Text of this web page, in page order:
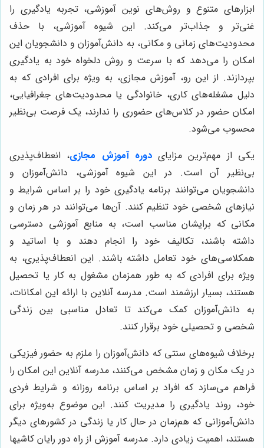
ابزارهای متنوع و روش‌های نوین آموزشی، تجربه یادگیری را
غنی‌تر و جذاب‌تر می‌کند. این شیوه آموزشی، با حذف
محدودیت‌های زمانی و مکانی، به دانش‌آموزان و دانشجویان این
امکان را می‌دهد که با سرعت و روش دلخواه خود به یادگیری
بپردازند. از این رو، آموزش مجازی، به ویژه برای افرادی که به
دلیل مشغله‌های کاری، خانوادگی یا محدودیت‌های جغرافیایی،
امکان حضور در کلاس‌های حضوری را ندارند، یک فرصت بی‌نظیر
محسوب می‌شود.
یکی از مهم‌ترین مزایایدوره آموزش مجازی، انعطاف‌پذیری
بی‌نظیر آن است. در این شیوه آموزشی، دانش‌آموزان و
دانشجویان می‌توانند برنامه یادگیری خود را بر اساس شرایط و
نیازهای شخصی خود تنظیم کنند. آن‌ها می‌توانند در هر زمان و
مکانی که برایشان مناسب است، به منابع آموزشی دسترسی
داشته باشند، تکالیف خود را انجام دهند و با اساتید و
همکلاسی‌های خود تعامل داشته باشند. این انعطاف‌پذیری، به
ویژه برای افرادی که به طور همزمان مشغول به کار یا تحصیل
هستند، بسیار ارزشمند است. مدرسه آنلاین با ارائه این امکانات،
به دانش‌آموزان کمک می‌کند تا تعادل مناسبی بین زندگی
شخصی و تحصیلی خود برقرار کنند.
برخلاف شیوه‌های سنتی که دانش‌آموزان را ملزم به حضور فیزیکی
در یک مکان و زمان مشخص می‌کنند، مدرسه آنلاین این امکان را
فراهم می‌سازد که افراد بر اساس برنامه روزانه و شرایط فردی
خود، روند یادگیری را مدیریت کنند. این موضوع به‌ویژه برای
دانش‌آموزانی که هم‌زمان در حال کار یا زندگی در کشورهای دیگر
هستند، اهمیت زیادی دارد. مدرسه آموزش از راه دور رایان کاشیها